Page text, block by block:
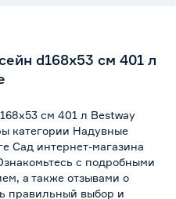
d168х53 см 401 л
см 401 л Bestway
категории Надувные
Сад интернет-магазина
с подробными
а также отзывами о
правильный выбор и